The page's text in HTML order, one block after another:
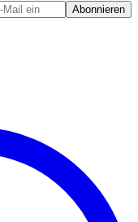
Abonnieren